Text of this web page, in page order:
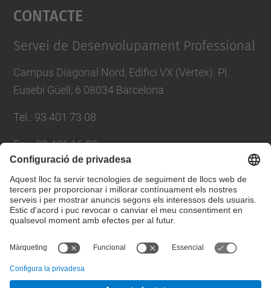
powered by
Contacte
Servei de Desenvolupament Professional
Campus Diagonal Nord, Edifici VX (Vèrtex). Pl.
Eusebi Güell, 6 08034 Barcelona
Tel. : 93 401 73 08
Fax:93 401 16 22
Directori UPC
Formulari de contacte